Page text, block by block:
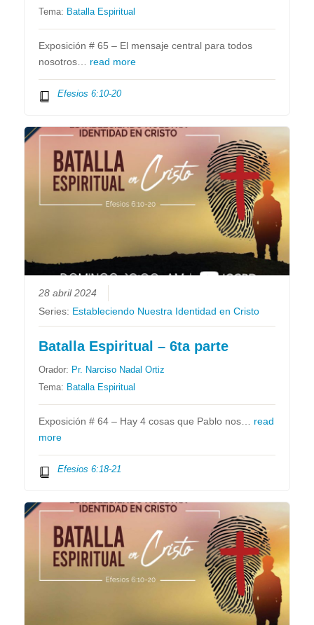
Tema: Batalla Espiritual
Exposición # 65 – El mensaje central para todos
nosotros… read more
Efesios 6:10-20
28 abril 2024
Series: Estableciendo Nuestra Identidad en Cristo
Batalla Espiritual – 6ta parte
Orador: Pr. Narciso Nadal Ortiz
Tema: Batalla Espiritual
Exposición # 64 – Hay 4 cosas que Pablo nos… read
more
Efesios 6:18-21